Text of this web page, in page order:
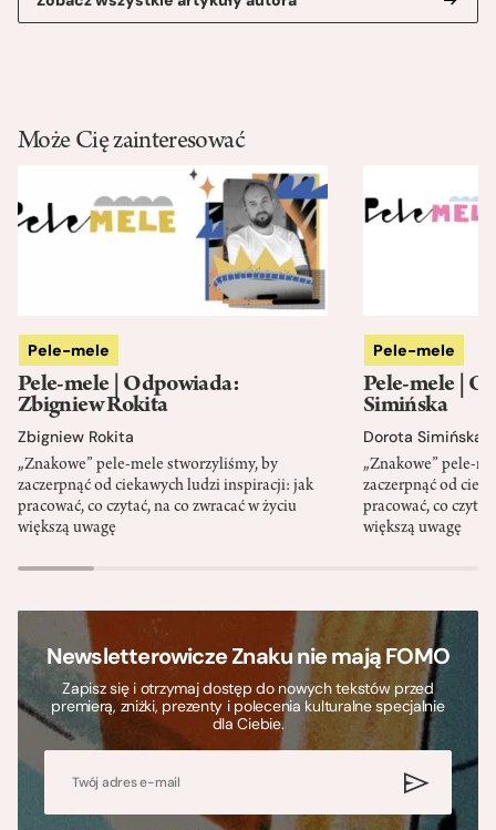
Może Cię zainteresować
Pele-mele
Pele-mele | Odpowiada:
Zbigniew Rokita
Zbigniew Rokita
„Znakowe” pele-mele stworzyliśmy, by
zaczerpnąć od ciekawych ludzi inspiracji: jak
pracować, co czytać, na co zwracać w życiu
większą uwagę
Pele-mele
Pele-mele |
Simińska
Dorota Simińska
„Znakowe” pele-
zaczerpnąć od
pracować, co
większą uwagę
Newsletterowicze Znaku nie mają FOMO
Zapisz się i otrzymaj dostęp do nowych tekstów przed
premierą, zniżki, prezenty i polecenia kulturalne specjalnie
dla Ciebie.